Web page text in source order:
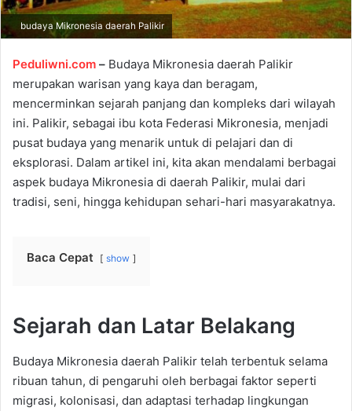
budaya Mikronesia daerah Palikir
Peduliwni.com – Budaya Mikronesia daerah Palikir
merupakan warisan yang kaya dan beragam,
mencerminkan sejarah panjang dan kompleks dari wilayah
ini. Palikir, sebagai ibu kota Federasi Mikronesia, menjadi
pusat budaya yang menarik untuk di pelajari dan di
eksplorasi. Dalam artikel ini, kita akan mendalami berbagai
aspek budaya Mikronesia di daerah Palikir, mulai dari
tradisi, seni, hingga kehidupan sehari-hari masyarakatnya.
Baca Cepat show
Sejarah dan Latar Belakang
Budaya Mikronesia daerah Palikir telah terbentuk selama
ribuan tahun, di pengaruhi oleh berbagai faktor seperti
migrasi, kolonisasi, dan adaptasi terhadap lingkungan